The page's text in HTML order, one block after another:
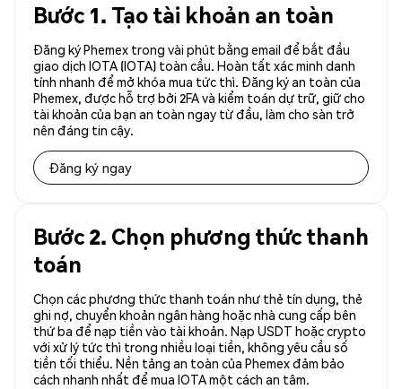
Bước 1. Tạo tài khoản an toàn
Đăng ký Phemex trong vài phút bằng email để bắt đầu
giao dịch IOTA (IOTA) toàn cầu. Hoàn tất xác minh danh
tính nhanh để mở khóa mua tức thì. Đăng ký an toàn của
Phemex, được hỗ trợ bởi 2FA và kiểm toán dự trữ, giữ cho
tài khoản của bạn an toàn ngay từ đầu, làm cho sàn trở
nên đáng tin cậy.
Đăng ký ngay
Bước 2. Chọn phương thức thanh
toán
Chọn các phương thức thanh toán như thẻ tín dụng, thẻ
ghi nợ, chuyển khoản ngân hàng hoặc nhà cung cấp bên
thứ ba để nạp tiền vào tài khoản. Nạp USDT hoặc crypto
với xử lý tức thì trong nhiều loại tiền, không yêu cầu số
tiền tối thiểu. Nền tảng an toàn của Phemex đảm bảo
cách nhanh nhất để mua IOTA một cách an tâm.